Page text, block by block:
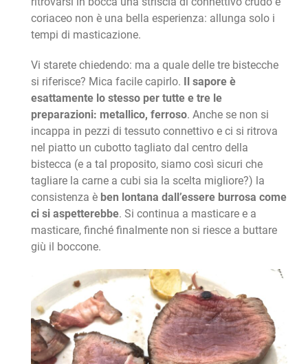
coriaceo non è una bella esperienza: allunga solo i
tempi di masticazione.
Vi starete chiedendo: ma a quale delle tre bistecche
si riferisce? Mica facile capirlo. Il sapore è
esattamente lo stesso per tutte e tre le
preparazioni: metallico, ferroso. Anche se non si
incappa in pezzi di tessuto connettivo e ci si ritrova
nel piatto un cubotto tagliato dal centro della
bistecca (e a tal proposito, siamo così sicuri che
tagliare la carne a cubi sia la scelta migliore?) la
consistenza è ben lontana dall’essere burrosa come
ci si aspetterebbe. Si continua a masticare e a
masticare, finché finalmente non si riesce a buttare
giù il boccone.